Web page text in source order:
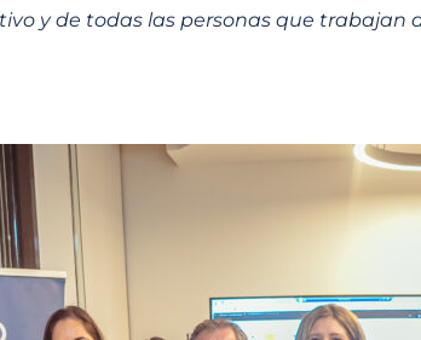
y de todas las personas que